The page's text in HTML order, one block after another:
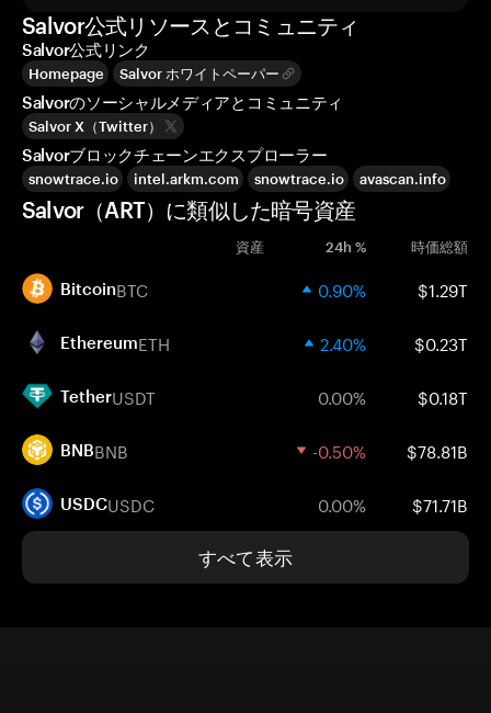
Salvor公式リソースとコミュニティ
Salvor公式リンク
Homepage Salvor ホワイトペーパー
Salvorのソーシャルメディアとコミュニティ
Salvor X（Twitter）
Salvorブロックチェーンエクスプローラー
snowtrace.io intel.arkm.com snowtrace.io avascan.info
Salvor（ART）に類似した暗号資産
資産 24h % 時価総額
BitcoinBTC 0.90% $1.29T
EthereumETH 2.40% $0.23T
TetherUSDT 0.00% $0.18T
BNBBNB -0.50% $78.81B
USDCUSDC 0.00% $71.71B
すべて表示